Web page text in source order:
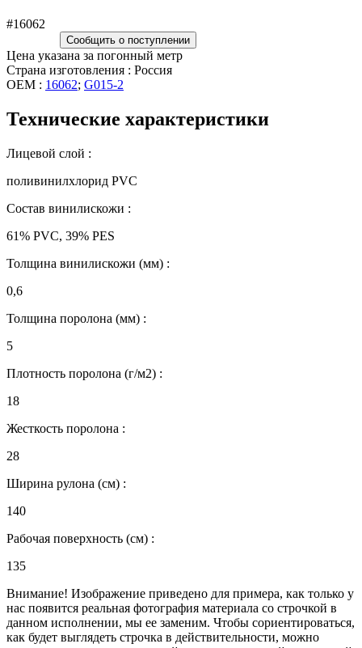
#16062
Сообщить о поступлении
Цена указана за погонный метр
Страна изготовления : Россия
OEM : 16062; G015-2
Технические характеристики
Лицевой слой :
поливинилхлорид PVC
Состав винилискожи :
61% PVC, 39% PES
Толщина винилискожи (мм) :
0,6
Толщина поролона (мм) :
5
Плотность поролона (г/м2) :
18
Жесткость поролона :
28
Ширина рулона (см) :
140
Рабочая поверхность (см) :
135
Внимание! Изображение приведено для примера, как только у
нас появится реальная фотография материала со строчкой в
данном исполнении, мы ее заменим. Чтобы сориентироваться,
как будет выглядеть строчка в действительности, можно